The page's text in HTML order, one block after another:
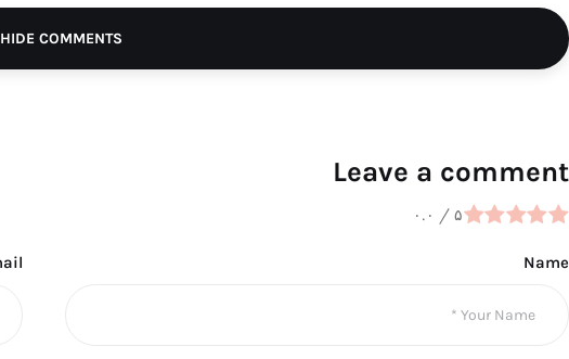
HIDE COMMENTS
Leave a comment
۰.۰ / ۵
Name